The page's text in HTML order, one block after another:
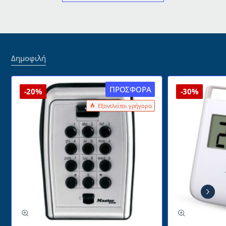
Δημοφιλή
ΠΡΟΣΦΟΡΆ
Εξαντλείται γρήγορα
-20% -30%